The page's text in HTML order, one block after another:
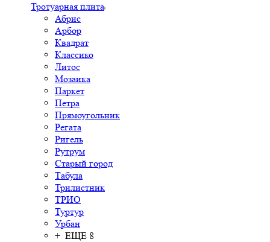
Тротуарная плита
Абрис
Арбор
Квадрат
Классико
Литос
Мозаика
Паркет
Петра
Прямоугольник
Регата
Ригель
Рутрум
Старый город
Табула
Трилистник
ТРИО
Туртур
Урбан
+ ЕЩЕ 8